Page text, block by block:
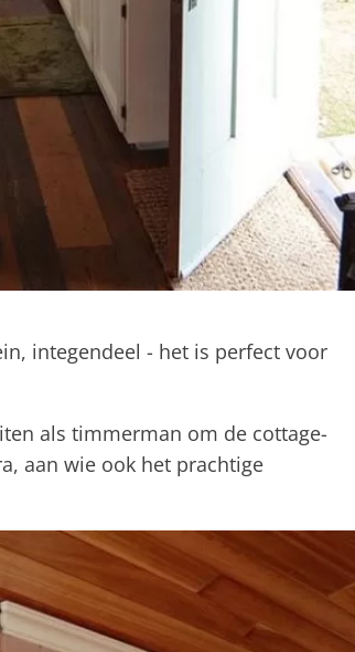
integendeel - het is perfect voor
als timmerman om de cottage-
aan wie ook het prachtige